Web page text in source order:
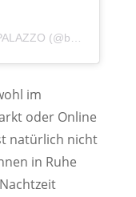
im
oder Online
natürlich nicht
in Ruhe